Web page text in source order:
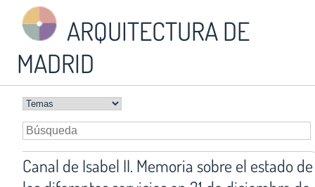
ARQUITECTURA DE
MADRID
Canal de Isabel II. Memoria sobre el estado de